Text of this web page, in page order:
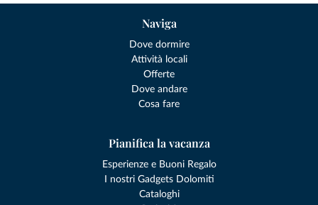
Naviga
Dove dormire
Attività locali
Offerte
Dove andare
Cosa fare
Pianifica la vacanza
Esperienze e Buoni Regalo
I nostri Gadgets Dolomiti
Cataloghi